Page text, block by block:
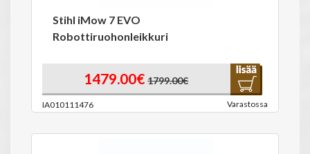
Stihl iMow 7 EVO
Robottiruohonleikkuri
1479.00€ 1799.00€
IA010111476 Varastossa